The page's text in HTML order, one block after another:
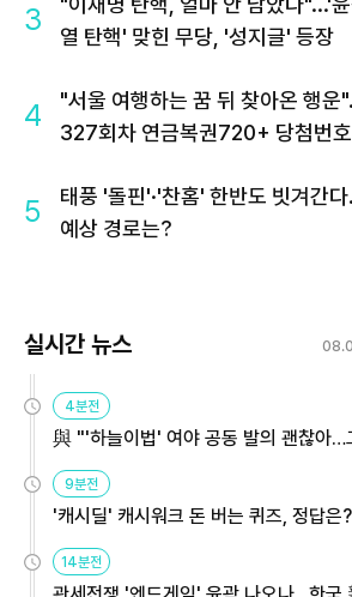
3
열 탄핵' 맞힌 무당, '성지글' 등장
4
"서울 여행하는 꿈 뒤 찾아온 행운
327회차 연금복권720+ 당첨번호
5
태풍 '돌핀'·'찬홈' 한반도 빗겨간
예상 경로는?
실시간 뉴스
4분전
與 "'하늘이법' 여야 공동 발의 괜찮아…
9분전
'캐시딜' 캐시워크 돈 버는 퀴즈, 정답은?
14분전